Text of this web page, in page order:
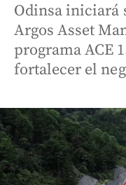
Odinsa iniciará
Argos Asset
programa ACE
fortalecer el